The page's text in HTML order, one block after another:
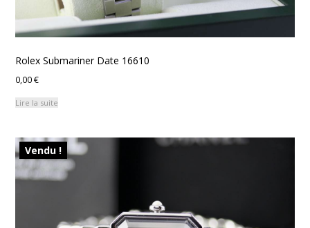
Rolex Submariner Date 16610
0,00€
Lire la suite
Vendu !